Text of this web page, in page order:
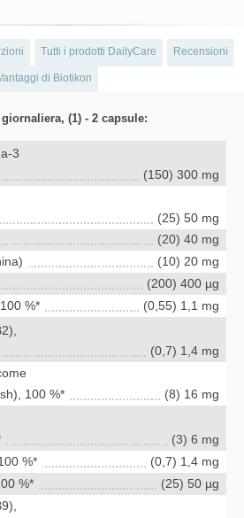
Tutti i prodotti DailyCare Recensioni
di Biotikon
(1) - 2 capsule:
3
(150) 300 mg
(25) 50 mg
(20) 40 mg
(10) 20 mg
(200) 400 µg
%*
(0,55) 1,1 mg
(0,7) 1,4 mg
100 %*
(8) 16 mg
(3) 6 mg
%*
(0,7) 1,4 mg
%*
(25) 50 µg